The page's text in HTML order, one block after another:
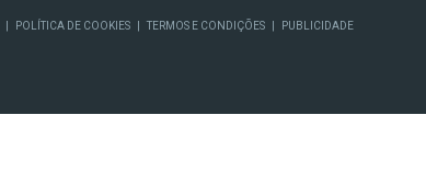
POLÍTICA DE COOKIES TERMOS E CONDIÇÕES PUBLICIDADE